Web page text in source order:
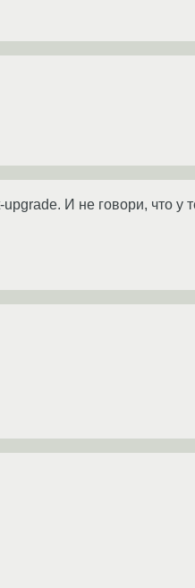
И не говори, что у